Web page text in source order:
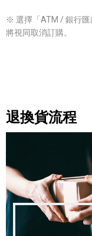
※ 選擇「ATM / 銀行匯
將視同取消訂購。
退換貨流程